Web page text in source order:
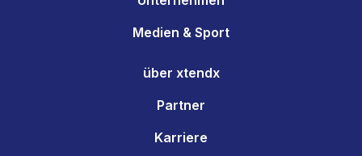
Medien & Sport
über xtendx
Partner
Karriere